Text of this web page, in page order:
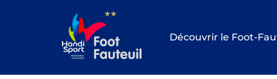
Découvrir le Foot-